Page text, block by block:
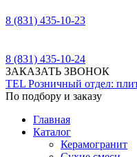
8 (831) 435-10-23
8 (831) 435-10-24
ЗАКАЗАТЬ ЗВОНОК
TEL Розничный отдел:
По подбору и заказу
Главная
Каталог
Керамогранит